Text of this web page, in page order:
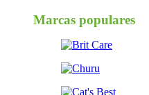
Marcas populares